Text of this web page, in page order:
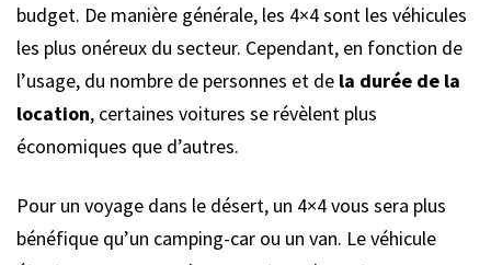
budget. De manière générale, les 4×4 sont les véhicules
les plus onéreux du secteur. Cependant, en fonction de
l’usage, du nombre de personnes et de la durée de la
location, certaines voitures se révèlent plus
économiques que d’autres.
Pour un voyage dans le désert, un 4×4 vous sera plus
bénéfique qu’un camping-car ou un van. Le véhicule